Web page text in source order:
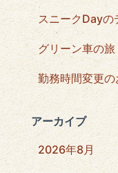
スニークDayの
グリーン車の旅
勤務時間変更
アーカイブ
2026年8月